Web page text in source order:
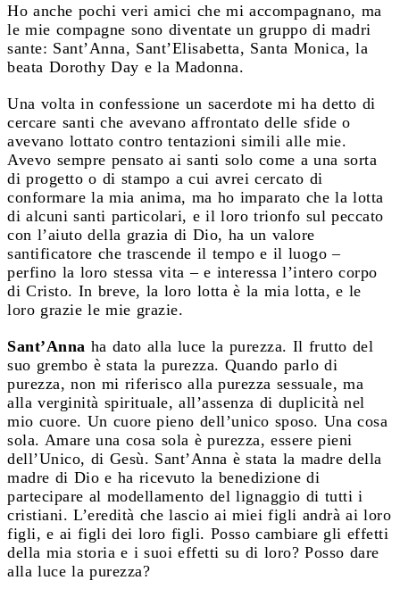
Ho anche pochi veri amici che mi accompagnano, ma
le mie compagne sono diventate un gruppo di madri
sante: Sant’Anna, Sant’Elisabetta, Santa Monica, la
beata Dorothy Day e la Madonna.
Una volta in confessione un sacerdote mi ha detto di
cercare santi che avevano affrontato delle sfide o
avevano lottato contro tentazioni simili alle mie.
Avevo sempre pensato ai santi solo come a una sorta
di progetto o di stampo a cui avrei cercato di
conformare la mia anima, ma ho imparato che la lotta
di alcuni santi particolari, e il loro trionfo sul peccato
con l’aiuto della grazia di Dio, ha un valore
santificatore che trascende il tempo e il luogo –
perfino la loro stessa vita – e interessa l’intero corpo
di Cristo. In breve, la loro lotta è la mia lotta, e le
loro grazie le mie grazie.
Sant’Anna ha dato alla luce la purezza. Il frutto del
suo grembo è stata la purezza. Quando parlo di
purezza, non mi riferisco alla purezza sessuale, ma
alla verginità spirituale, all’assenza di duplicità nel
mio cuore. Un cuore pieno dell’unico sposo. Una cosa
sola. Amare una cosa sola è purezza, essere pieni
dell’Unico, di Gesù. Sant’Anna è stata la madre della
madre di Dio e ha ricevuto la benedizione di
partecipare al modellamento del lignaggio di tutti i
cristiani. L’eredità che lascio ai miei figli andrà ai loro
figli, e ai figli dei loro figli. Posso cambiare gli effetti
della mia storia e i suoi effetti su di loro? Posso dare
alla luce la purezza?